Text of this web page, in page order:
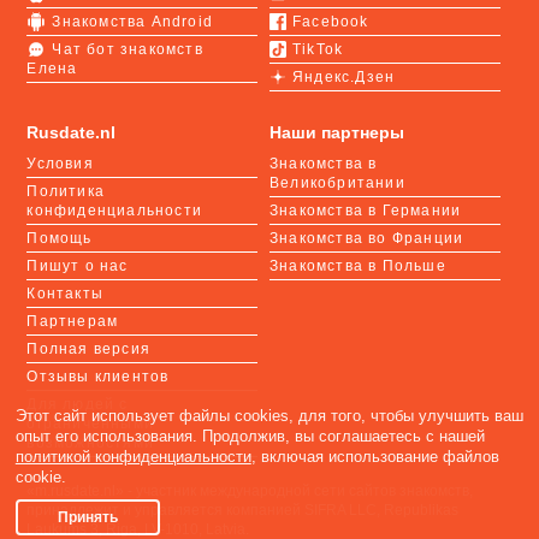
Rusdate.nl
Условия
Политика
конфиденциальности
Помощь
Пишут о нас
Контакты
Партнерам
Полная версия
Отзывы клиентов
ограниченными
возможностями
Знакомства Android
Чат бот знакомств
Елена
Facebook
TikTok
Яндекс.Дзен
Наши партнеры
Знакомства в
Великобритании
Знакомства в Германии
Знакомства во Франции
Знакомства в Польше
принадлежит и управляется компанией SIFRA LLC, Republikas
Laukums 3, Riga, LV-1010, Latvia.
Этот сайт использует файлы cookies, для того, чтобы улучшить ваш
опыт его использования. Продолжив, вы соглашаетесь с нашей
политикой конфиденциальности, включая использование файлов
cookie.
Принять